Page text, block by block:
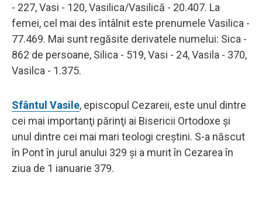
- 227, Vasi - 120, Vasilica/Vasilică - 20.407. La
femei, cel mai des întâlnit este prenumele Vasilica -
77.469. Mai sunt regăsite derivatele numelui: Sica -
862 de persoane, Silica - 519, Vasi - 24, Vasila - 370,
Vasilca - 1.375.
Sfântul Vasile, episcopul Cezareii, este unul dintre
cei mai importanţi părinţi ai Bisericii Ortodoxe şi
unul dintre cei mai mari teologi creştini. S-a născut
în Pont în jurul anului 329 şi a murit în Cezarea în
ziua de 1 ianuarie 379.